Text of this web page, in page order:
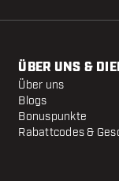
ÜBER UNS &
Über uns
Blogs
Bonuspunkte
Rabattcodes &